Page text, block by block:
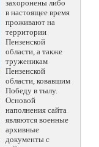
захоронены либо
в настоящее время
проживают на
территории
Пензенской
области, а также
труженикам
Пензенской
области, ковавшим
Победу в тылу.
Основой
наполнения сайта
являются военные
архивные
документы с